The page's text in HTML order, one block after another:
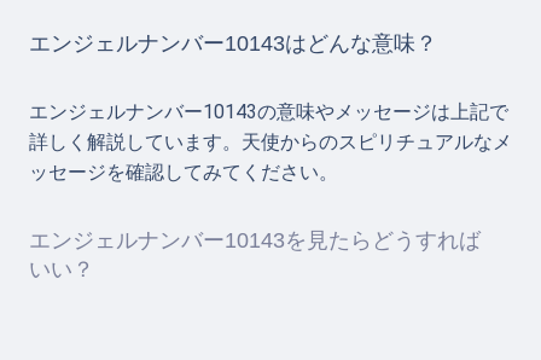
エンジェルナンバー10143はどんな意味？
エンジェルナンバー10143の意味やメッセージは上記で
詳しく解説しています。天使からのスピリチュアルなメ
ッセージを確認してみてください。
エンジェルナンバー10143を見たらどうすれば
いい？